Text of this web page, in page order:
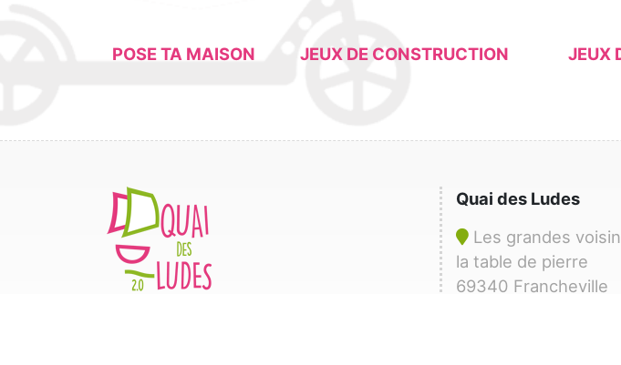
POSE TA MAISON JEUX DE CONSTRUCTION JEUX
Quai des Ludes
Les grandes
la table de pierre
69340 Francheville